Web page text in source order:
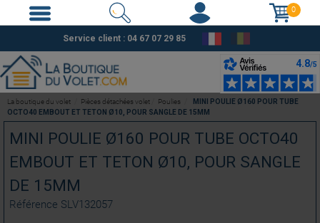
0
Service client : 04 67 07 29 85
MINI POULIE Ø160 POUR TUBE OCTO40
EMBOUT ET TETON Ø10, POUR SANGLE
DE 15MM
Référence SLV132057
La boutique du volet Pièces détachées volet Poulies
MINI POULIE Ø160 POUR TUBE
OCTO40 EMBOUT ET TETON Ø10, POUR SANGLE DE 15MM